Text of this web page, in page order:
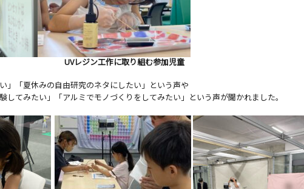
生 UVレジン工作に取り組む参加児童
」「夏休みの自由研究のネタにしたい」という声や
してみたい」「アルミでモノづくりをしてみたい」という声が聞かれました。